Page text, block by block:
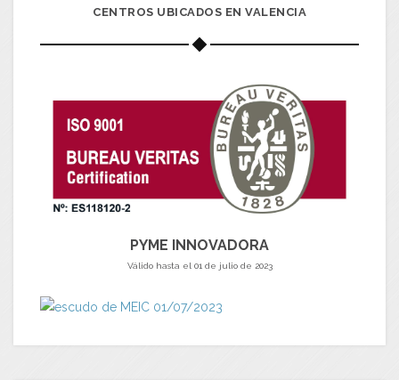
CENTROS UBICADOS EN VALENCIA
PYME INNOVADORA
Válido hasta el 01 de julio de 2023